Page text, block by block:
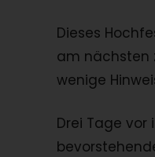
Dieses
am nächsten
wenige
Drei Tage vor